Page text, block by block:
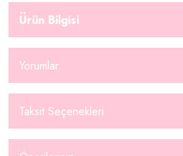
Ürün Bilgisi
Yorumlar
Taksit Seçenekleri